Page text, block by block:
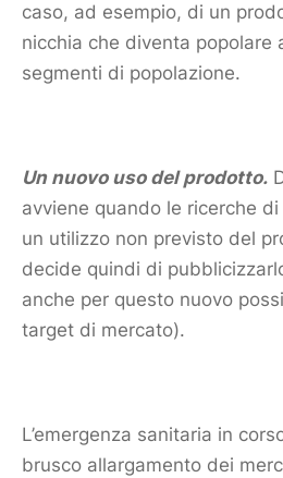
caso, ad esempio, di un
nicchia che diventa popolare
segmenti di popolazione.
Un nuovo uso delprodotto.
avviene quando le ricerche di
un utilizzo non previsto del
decide quindi di
anche per questo nuovo
target di mercato).
L’emergenza sanitaria in
brusco allargamento dei